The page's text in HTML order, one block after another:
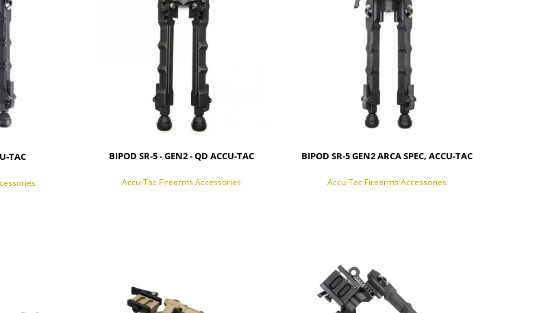
TAC BIPOD SR-5 - GEN2 - QD ACCU-TAC
Accu-Tac Firearms Accessories
BIPOD SR-5 GEN2 ARCA SPEC, ACCU-TAC
Accu-Tac Firearms Accessories
POWIADOM O DOSTĘPNOŚCI